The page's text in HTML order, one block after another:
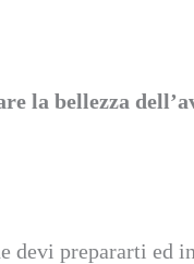
la bellezza
devi prepararti ed